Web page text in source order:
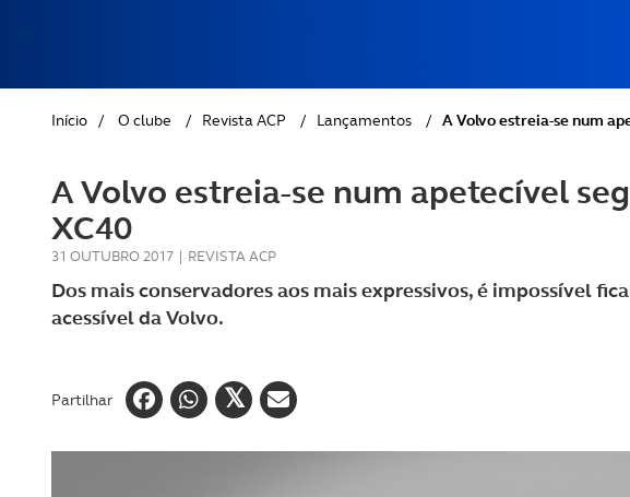
GOLFE
AUTOCARAVANISMO
Início / O clube / Revista ACP / Lançamentos / A Volvo estreia-se num
A Volvo estreia-se num apetecível
XC40
31 OUTUBRO 2017 | REVISTA ACP
Dos mais conservadores aos mais expressivos, é impossível
acessível da Volvo.
Partilhar